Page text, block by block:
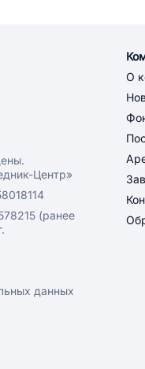
Центр»
(ранее
данных
О